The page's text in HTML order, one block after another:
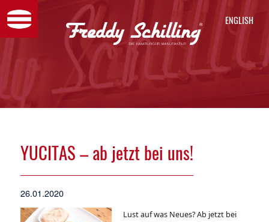
YUCITAS – ab jetzt bei uns!
26.01.2020